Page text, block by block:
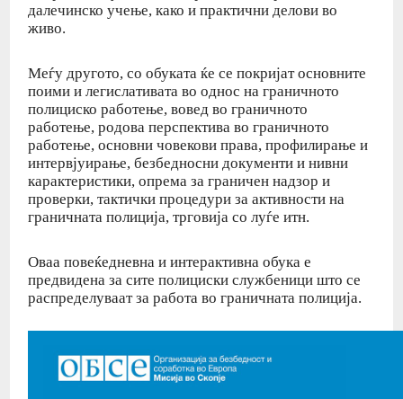
далечинско учење, како и практични делови во
живо.
Меѓу другото, со обуката ќе се покријат основните
поими и легислативата во однос на граничното
полициско работење, вовед во граничното
работење, родова перспектива во граничното
работење, основни човекови права, профилирање и
интервјуирање, безбедносни документи и нивни
карактеристики, опрема за граничен надзор и
проверки, тактички процедури за активности на
граничната полиција, трговија со луѓе итн.
Оваа повеќедневна и интерактивна обука е
предвидена за сите полициски службеници што се
распределуваат за работа во граничната полиција.